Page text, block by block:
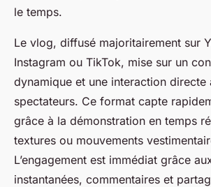
le temps.
Le vlog, diffusé majoritairement sur
Instagram ou TikTok, mise sur un
dynamique et une interaction directe
spectateurs. Ce format capte
grâce à la démonstration en temps
textures ou mouvements
L’engagement est immédiat grâce
instantanées, commentaires et